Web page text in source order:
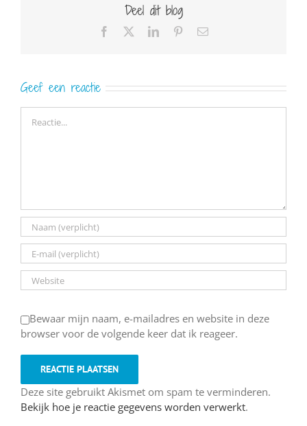
Deel dit blog
Facebook LinkedInPinterest
E-
Geef een reactie
Bewaar mijn naam, e-mailadres en website in deze
browser voor de volgende keer dat ik reageer.
Deze site gebruikt Akismet om spam te verminderen.
Bekijk hoe je reactie gegevens worden verwerkt.